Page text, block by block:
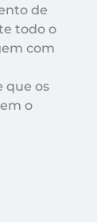
de
todo o
com
que os
o